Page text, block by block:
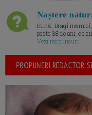
Naștere
Bună, Dragi
peste 38 de ani, ce
Vezi raspunsuri
PROPUNERI REDACTOR